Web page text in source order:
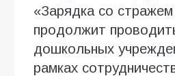
«Зарядка со
продолжит
дошкольных
рамках